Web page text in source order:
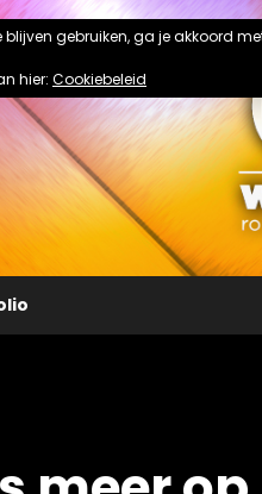
gebruiken, ga je akkoord
hier: Cookiebeleid